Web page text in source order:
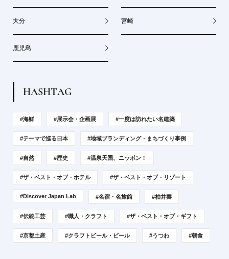
大分 宮崎
鹿児島
HASHTAG
#海鮮 #展示会・企画展 #一度は訪れたい名建築
#テーマで巡る日本 #地域ブランディング・まちづくり事例
#自然 #歴史 #温泉天国、ニッポン！
#ザ・ベスト・オブ・ホテル #ザ・ベスト・オブ・リゾート
#Discover Japan Lab #名宿・名旅館 #柏井壽
#伝統工芸 #職人・クラフト #ザ・ベスト・オブ・ギフト
#京都土産 #クラフトビール・ビール #うつわ #朝食